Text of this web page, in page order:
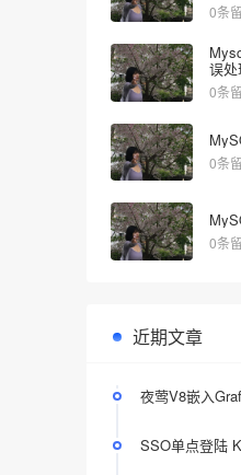
0条
误处
0条
0条
0条
近期文章
夜莺V8嵌入
SSO单点登陆